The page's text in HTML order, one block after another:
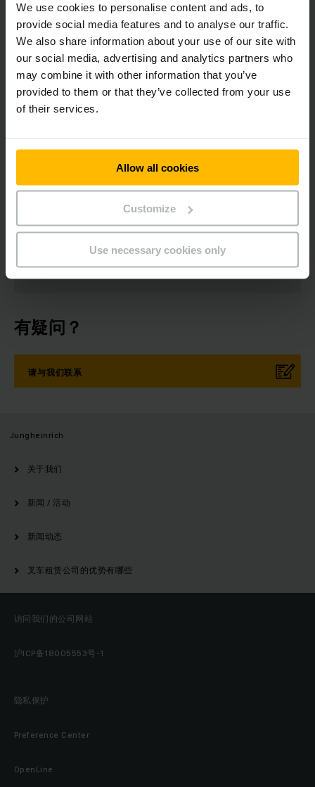
We use cookies to personalise content and ads, to
provide social media features and to analyse our traffic.
We also share information about your use of our site with
our social media, advertising and analytics partners who
may combine it with other information that you’ve
provided to them or that they’ve collected from your use
of their services.
Allow all cookies
Customize
Use necessary cookies only
随着当下物流行业及工厂的兴起，其实业内也有越来越多的人开
始介入叉车租赁公司的设备来完成日常的拣选和搬运。但是需要
注意选择叉车租赁公司的时候，还是需要结合设备、企业提供的
服务及售后相关条款进行全方位的考虑。这样才能真正发挥叉车
租赁公司的价值。
Download Image
新闻稿
立即登录
社会媒体
有疑问？
请与我们联系
Jungheinrich
关于我们
新闻 / 活动
新闻动态
叉车租赁公司的优势有哪些
访问我们的公司网站
沪ICP备18005553号-1
隐私保护
Preference Center
OpenLine